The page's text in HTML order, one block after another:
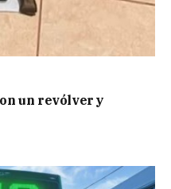
un revólver y